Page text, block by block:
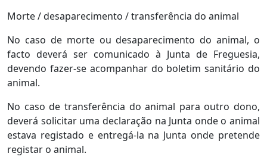
Morte / desaparecimento / transferência do animal
No caso de morte ou desaparecimento do animal, o
facto deverá ser comunicado à Junta de Freguesia,
devendo fazer-se acompanhar do boletim sanitário do
animal.
No caso de transferência do animal para outro dono,
deverá solicitar uma declaração na Junta onde o animal
estava registado e entregá-la na Junta onde pretende
registar o animal.